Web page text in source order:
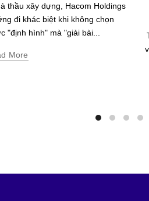
thầu xây dựng, Hacom Holdings
đi khác biệt khi không chọn
"định hình" mà "giải bài...
More